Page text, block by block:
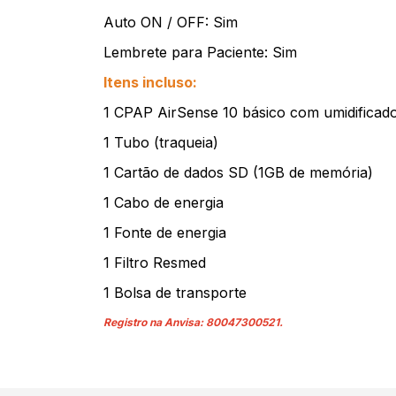
Auto ON / OFF: Sim
Lembrete para Paciente: Sim
Itens incluso:
1 CPAP AirSense 10 básico com
1 Tubo (traqueia)
1 Cartão de dados SD (1GB de memória)
1 Cabo de energia
1 Fonte de energia
1 Filtro Resmed
1 Bolsa de transporte
Registro na Anvisa: 80047300521.